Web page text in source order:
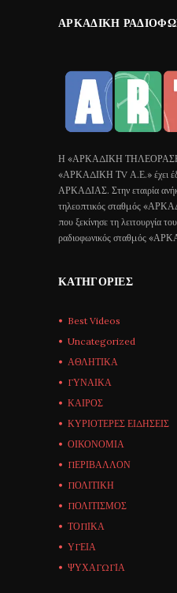
ΑΡΚΑΔΙΚΉ
Η «ΑΡΚΑΔΙΚΗ ΤΗΛΕΟΡΑΣΗ
«ΑΡΚΑΔΙΚΗ ΤV Α.Ε.» έχει
ΑΡΚΑΔΙΑΣ. Στην εταιρία
τηλεοπτικός σταθμός
που ξεκίνησε τη λειτουργία
ραδιοφωνικός σταθμός
ΚΑΤΗΓΟΡΊΕΣ
Best Videos
Uncategorized
ΑΘΛΗΤΙΚΑ
ΓΥΝΑΙΚΑ
ΚΑΙΡΟΣ
ΚΥΡΙΟΤΕΡΕΣ ΕΙΔΗΣΕΙΣ
ΟΙΚΟΝΟΜΙΑ
ΠΕΡΙΒΑΛΛΟΝ
ΠΟΛΙΤΙΚΗ
ΠΟΛΙΤΙΣΜΟΣ
ΤΟΠΙΚΑ
ΥΓΕΙΑ
ΨΥΧΑΓΩΓΙΑ